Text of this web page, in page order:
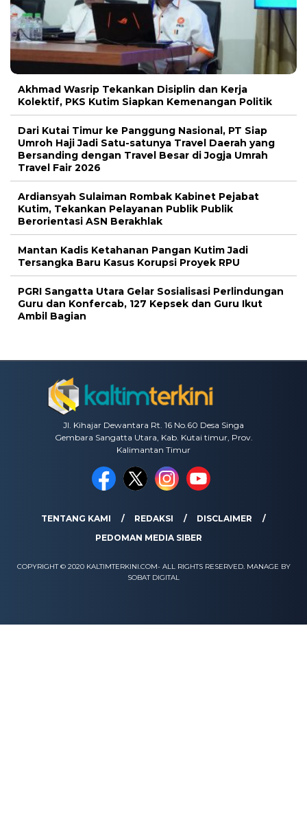
Akhmad Wasrip Tekankan Disiplin dan Kerja
Kolektif, PKS Kutim Siapkan Kemenangan Politik
Dari Kutai Timur ke Panggung Nasional, PT Siap
Umroh Haji Jadi Satu-satunya Travel Daerah yang
Bersanding dengan Travel Besar di Jogja Umrah
Travel Fair 2026
Ardiansyah Sulaiman Rombak Kabinet Pejabat
Kutim, Tekankan Pelayanan Publik Publik
Berorientasi ASN Berakhlak
Mantan Kadis Ketahanan Pangan Kutim Jadi
Tersangka Baru Kasus Korupsi Proyek RPU
PGRI Sangatta Utara Gelar Sosialisasi Perlindungan
Guru dan Konfercab, 127 Kepsek dan Guru Ikut
Ambil Bagian
Jl. Kihajar Dewantara Rt. 16 No.60 Desa Singa
Gembara Sangatta Utara, Kab. Kutai timur, Prov.
Kalimantan Timur
TENTANG KAMI REDAKSI
DISCLAIMER
PEDOMAN MEDIA SIBER
COPYRIGHT © 2020 KALTIMTERKINI.COM- ALL RIGHTS RESERVED. MANAGE BY
SOBAT DIGITAL